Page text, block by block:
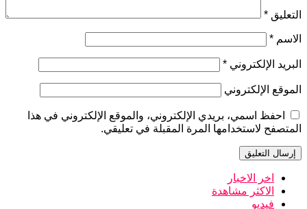
التعليق *
الاسم *
البريد الإلكتروني *
الموقع الإلكتروني
احفظ اسمي، بريدي الإلكتروني، والموقع الإلكتروني في هذا
المتصفح لاستخدامها المرة المقبلة في تعليقي.
اخر الاخبار
الاكثر مشاهدة
فيديو